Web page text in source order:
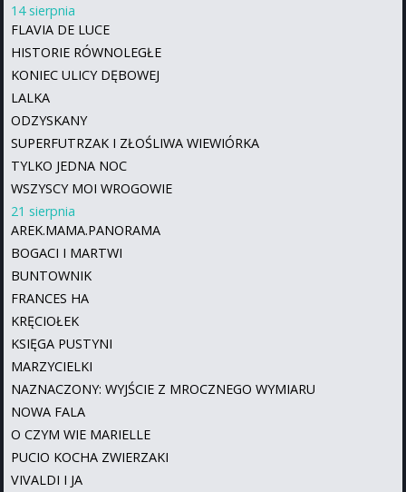
14 sierpnia
FLAVIA DE LUCE
HISTORIE RÓWNOLEGŁE
KONIEC ULICY DĘBOWEJ
LALKA
ODZYSKANY
SUPERFUTRZAK I ZŁOŚLIWA WIEWIÓRKA
TYLKO JEDNA NOC
WSZYSCY MOI WROGOWIE
21 sierpnia
AREK.MAMA.PANORAMA
BOGACI I MARTWI
BUNTOWNIK
FRANCES HA
KRĘCIOŁEK
KSIĘGA PUSTYNI
MARZYCIELKI
NAZNACZONY: WYJŚCIE Z MROCZNEGO WYMIARU
NOWA FALA
O CZYM WIE MARIELLE
PUCIO KOCHA ZWIERZAKI
VIVALDI I JA